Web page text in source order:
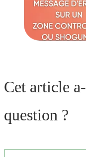
Cet article
question ?